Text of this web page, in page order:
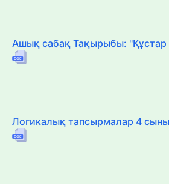
Ашық сабақ Тақырыбы: "Құстар
Логикалық тапсырмалар 4